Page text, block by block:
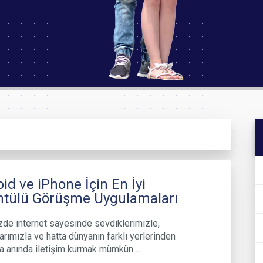
ve iPhone İçin En İyi
Görüşme Uygulamaları
internet sayesinde sevdiklerimizle,
ve hatta dünyanın farklı yerlerinden
anında iletişim kurmak mümkün….